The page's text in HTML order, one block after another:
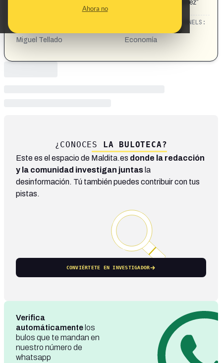
Ahora no
“La inversión extranjera se ha hundido con Pedro Sánchez”
Miguel Tellado con Alsina el 8/7/25
Miguel Tellado
Economía
CHANNELS:
¿CONOCES LA BULOTECA?
Este es el espacio de Maldita.es donde la redacción
y la comunidad investigan juntas la
desinformación. Tú también puedes contribuir con tus
pistas.
CONVIÉRTETE EN INVESTIGADOR
Verifica
automáticamente los
bulos que te mandan en
nuestro número de
whatsapp